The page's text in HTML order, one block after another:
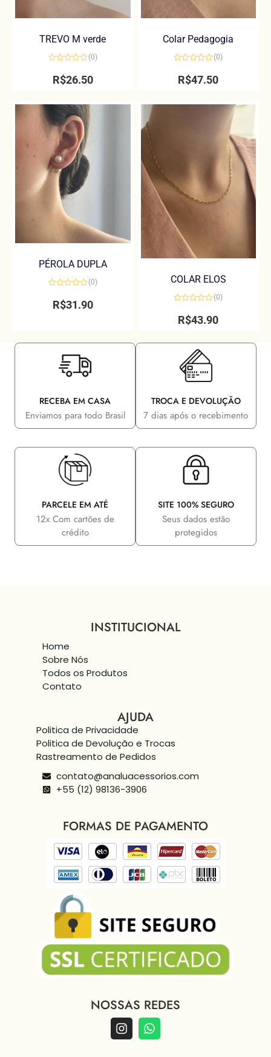
TREVO M verde
de
(0)
R$26.50
Colar Pedagogia
de
(0)
R$47.50
PÉROLA DUPLA
de
(0)
R$31.90
COLAR ELOS
de
(0)
R$43.90
RECEBA EM CASA
Enviamos para todo Brasil
TROCA E DEVOLUÇÃO
7 dias após o recebimento
PARCELE EM ATÉ
12x Com cartões de
crédito
SITE 100% SEGURO
Seus dados estão
protegidos
INSTITUCIONAL
Home
Sobre Nós
Todos os Produtos
Contato
AJUDA
Politica de Privacidade
Politica de Devolução e Trocas
Rastreamento de Pedidos
contato@analuacessorios.com
+55 (12) 98136-3906
FORMAS DE PAGAMENTO
NOSSAS REDES